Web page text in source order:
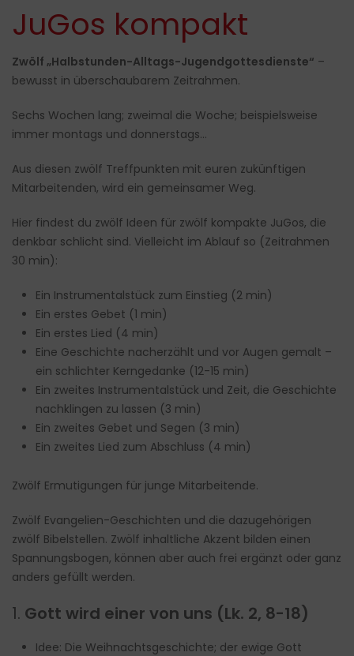
JuGos kompakt
Zwölf „Halbstunden-Alltags-Jugendgottesdienste“ –
bewusst in überschaubarem Zeitrahmen.
Sechs Wochen lang; zweimal die Woche; beispielsweise
immer montags und donnerstags…
Aus diesen zwölf Treffpunkten mit euren zukünftigen
Mitarbeitenden, wird ein gemeinsamer Weg.
Hier findest du zwölf Ideen für zwölf kompakte JuGos, die
denkbar schlicht sind. Vielleicht im Ablauf so (Zeitrahmen
30 min):
Ein Instrumentalstück zum Einstieg (2 min)
Ein erstes Gebet (1 min)
Ein erstes Lied (4 min)
Eine Geschichte nacherzählt und vor Augen gemalt –
ein schlichter Kerngedanke (12-15 min)
Ein zweites Instrumentalstück und Zeit, die Geschichte
nachklingen zu lassen (3 min)
Ein zweites Gebet und Segen (3 min)
Ein zweites Lied zum Abschluss (4 min)
Zwölf Ermutigungen für junge Mitarbeitende.
Zwölf Evangelien-Geschichten und die dazugehörigen
zwölf Bibelstellen. Zwölf inhaltliche Akzent bilden einen
Spannungsbogen, können aber auch frei ergänzt oder ganz
anders gefüllt werden.
1. Gott wird einer von uns (Lk. 2, 8-18)
Idee: Die Weihnachtsgeschichte; der ewige Gott